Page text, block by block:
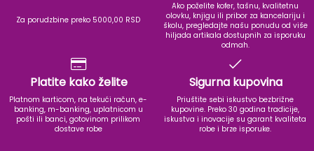
Za porudzbine preko 5000,00 RSD
Ako poželite kofer, tašnu, kvalitetnu
olovku, knjigu ili pribor za kancelariju i
školu, pregledajte našu ponudu od više
hiljada artikala dostupnih za isporuku
odmah.
Platite kako želite
Platnom karticom, na tekući račun, e-
banking, m-banking, uplatnicom u
pošti ili banci, gotovinom prilikom
dostave robe
Sigurna kupovina
Priuštite sebi iskustvo bezbrižne
kupovine. Preko 30 godina tradicije,
iskustva i inovacije su garant kvaliteta
robe i brze isporuke.